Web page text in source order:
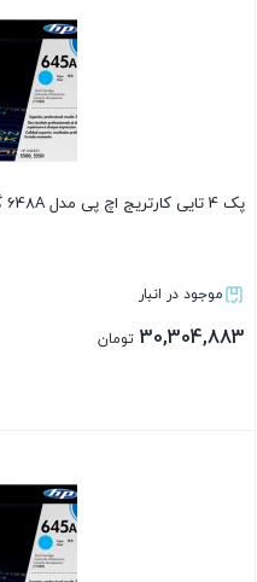
پک 4 تایی کارتریج اچ پی مدل 648A گرید A
موجود در انبار
30,304,883 تومان